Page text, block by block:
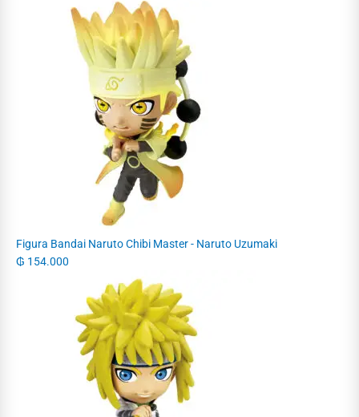
Figura Bandai Naruto Chibi Master - Naruto Uzumaki
₲ 154.000